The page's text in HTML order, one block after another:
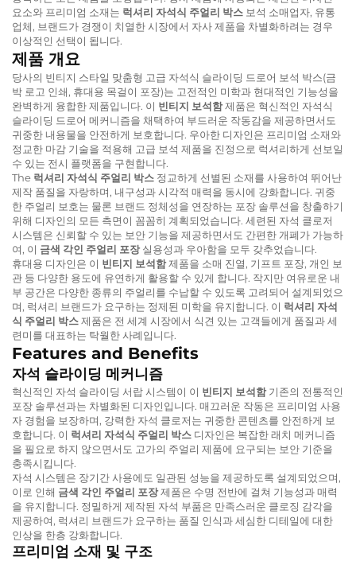
요소와 프리미엄 소재는 럭셔리 자석식 주얼리 박스 보석 소매업자, 유통
업체, 브랜드가 경쟁이 치열한 시장에서 자사 제품을 차별화하려는 경우
이상적인 선택이 됩니다.
제품 개요
당사의 빈티지 스타일 맞춤형 고급 자석식 슬라이딩 드로어 보석 박스(금
박 로고 인쇄, 휴대용 목걸이 포장)는 고전적인 미학과 현대적인 기능성을
완벽하게 융합한 제품입니다. 이 빈티지 보석함제품은 혁신적인 자석식
슬라이딩 드로어 메커니즘을 채택하여 부드러운 작동감을 제공하면서도
귀중한 내용물을 안전하게 보호합니다. 우아한 디자인은 프리미엄 소재와
정교한 마감 기술을 적용해 고급 보석 제품을 진정으로 럭셔리하게 선보일
수 있는 전시 플랫폼을 구현합니다.
The 럭셔리 자석식 주얼리 박스 정교하게 선별된 소재를 사용하여 뛰어난
제작 품질을 자랑하며, 내구성과 시각적 매력을 동시에 강화합니다. 귀중
한 주얼리 보호는 물론 브랜드 정체성을 연장하는 포장 솔루션을 창출하기
위해 디자인의 모든 측면이 꼼꼼히 계획되었습니다. 세련된 자석 클로저
시스템은 신뢰할 수 있는 보안 기능을 제공하면서도 간편한 개폐가 가능하
여, 이 금색 각인 주얼리 포장실용성과 우아함을 모두 갖추었습니다.
휴대용 디자인은 이 빈티지 보석함제품을 소매 진열, 기프트 포장, 개인 보
관 등 다양한 용도에 유연하게 활용할 수 있게 합니다. 작지만 여유로운 내
부 공간은 다양한 종류의 주얼리를 수납할 수 있도록 고려되어 설계되었으
며, 럭셔리 브랜드가 요구하는 정제된 미학을 유지합니다. 이 럭셔리 자석
식 주얼리 박스제품은 전 세계 시장에서 식견 있는 고객들에게 품질과 세
련미를 대표하는 탁월한 사례입니다.
Features and Benefits
자석 슬라이딩 메커니즘
혁신적인 자석 슬라이딩 서랍 시스템이 이 빈티지 보석함기존의 전통적인
포장 솔루션과는 차별화된 디자인입니다. 매끄러운 작동은 프리미엄 사용
자 경험을 보장하며, 강력한 자석 클로저는 귀중한 콘텐츠를 안전하게 보
호합니다. 이 럭셔리 자석식 주얼리 박스 디자인은 복잡한 래치 메커니즘
을 필요로 하지 않으면서도 고가의 주얼리 제품에 요구되는 보안 기준을
충족시킵니다.
자석 시스템은 장기간 사용에도 일관된 성능을 제공하도록 설계되었으며,
이로 인해 금색 각인 주얼리 포장제품은 수명 전반에 걸쳐 기능성과 매력
을 유지합니다. 정밀하게 제작된 자석 부품은 만족스러운 클로징 감각을
제공하여, 럭셔리 브랜드가 요구하는 품질 인식과 세심한 디테일에 대한
인상을 한층 강화합니다.
프리미엄 소재 및 구조